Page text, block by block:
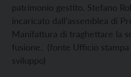
patrimonio gestito. Stefano
incaricato dall’assemblea di
Manifattura di traghettare la
fusione. (fonte Ufficio stampa
sviluppo)